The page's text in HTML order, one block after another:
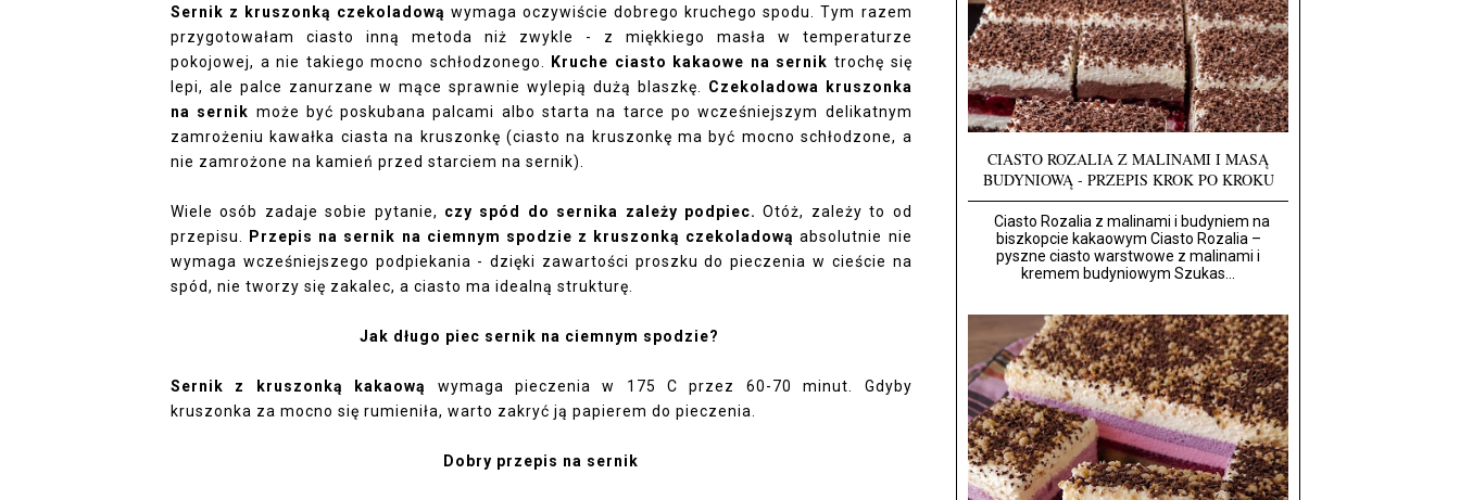
Sernik z kruszonką czekoladową wymaga oczywiście dobrego kruchego spodu. Tym razem
przygotowałam ciasto inną metoda niż zwykle - z miękkiego masła w temperaturze
pokojowej, a nie takiego mocno schłodzonego.
Kruche ciasto kakaowe na sernik trochę się
lepi, ale palce zanurzane w mące sprawnie wylepią dużą blaszkę. Czekoladowa
kruszonka
na sernik może być poskubana palcami albo starta na tarce po wcześniejszym delikatnym
zamrożeniu kawałka ciasta na kruszonkę (ciasto na kruszonkę ma być mocno schłodzone, a
nie zamrożone na kamień przed starciem na sernik).
Wiele osób zadaje sobie pytanie, czy spód do sernika zależy podpiec.Otóż, zależy to od
przepisu.
Przepis na sernik na ciemnym spodzie z kruszonką czekoladową absolutnie nie
wymaga wcześniejszego podpiekania - dzięki zawartości proszku do pieczenia w cieście na
spód, nie tworzy się zakalec, a ciasto ma idealną strukturę.
Jak długo piec sernik na ciemnym spodzie?
Sernik z kruszonką kakaową
wymaga pieczenia w 175 C przez 60-70 minut. Gdyby
kruszonka za mocno się rumieniła, warto zakryć ją papierem do pieczenia.
Dobry przepis na sernik
CIASTO ROZALIA Z MALINAMI I MASĄ
BUDYNIOWĄ - PRZEPIS KROK PO KROKU
Ciasto Rozalia z malinami i budyniem na
biszkopcie kakaowym Ciasto Rozalia –
pyszne ciasto warstwowe z malinami i
kremem budyniowym Szukas...